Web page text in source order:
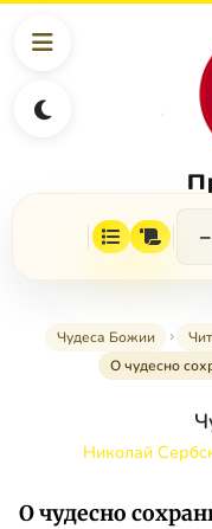
−
Чудеса Божии
О чудесно
Николай
О чудесно